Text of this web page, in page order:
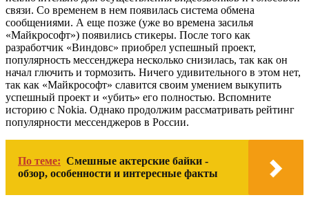
связи. Со временем в нем появилась система обмена
сообщениями. А еще позже (уже во времена засилья
«Майкрософт») появились стикеры. После того как
разработчик «Виндовс» приобрел успешный проект,
популярность мессенджера несколько снизилась, так как он
начал глючить и тормозить. Ничего удивительного в этом нет,
так как «Майкрософт» славится своим умением выкупить
успешный проект и «убить» его полностью. Вспомните
историю с Nokia. Однако продолжим рассматривать рейтинг
популярности мессенджеров в России.
По теме: Смешные актерские байки -
обзор, особенности и интересные факты